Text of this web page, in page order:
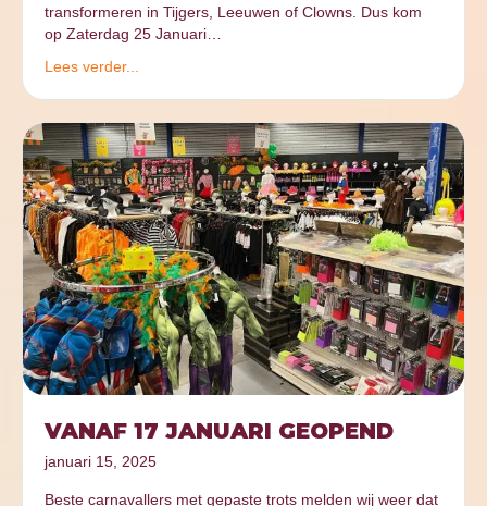
transformeren in Tijgers, Leeuwen of Clowns. Dus kom
op Zaterdag 25 Januari…
Lees verder...
VANAF 17 JANUARI GEOPEND
januari 15, 2025
Beste carnavallers met gepaste trots melden wij weer dat